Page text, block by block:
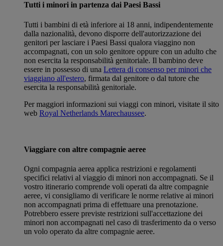
Tutti i minori in partenza dai Paesi Bassi
Tutti i bambini di età inferiore ai 18 anni, indipendentemente
dalla nazionalità, devono disporre dell'autorizzazione dei
genitori per lasciare i Paesi Bassi qualora viaggino non
accompagnati, con un solo genitore oppure con un adulto che
non esercita la responsabilità genitoriale. Il bambino deve
essere in possesso di una Lettera di consenso per minori che
viaggiano all'estero, firmata dal genitore o dal tutore che
esercita la responsabilità genitoriale.
Per maggiori informazioni sui viaggi con minori, visitate il sito
web Royal Netherlands Marechaussee.
Viaggiare con altre compagnie aeree
Ogni compagnia aerea applica restrizioni e regolamenti
specifici relativi al viaggio di minori non accompagnati. Se il
vostro itinerario comprende voli operati da altre compagnie
aeree, vi consigliamo di verificare le norme relative ai minori
non accompagnati prima di effettuare una prenotazione.
Potrebbero essere previste restrizioni sull'accettazione dei
minori non accompagnati nel caso di trasferimento da o verso
un volo operato da altre compagnie aeree.